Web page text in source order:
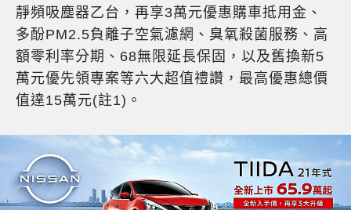
靜頻吸塵器乙台，再享3萬元優惠購車抵用金、
多酚PM2.5負離子空氣濾網、臭氧殺菌服務、高
額零利率分期、68無限延長保固，以及舊換新5
萬元優先領專案等六大超值禮讚，最高優惠總價
值達15萬元(註1)。